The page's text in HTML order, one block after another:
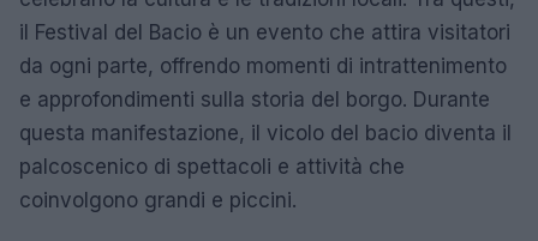
il Festival del Bacio è un evento che attira visitatori
da ogni parte, offrendo momenti di intrattenimento
e approfondimenti sulla storia del borgo. Durante
questa manifestazione, il vicolo del bacio diventa il
palcoscenico di spettacoli e attività che
coinvolgono grandi e piccini.